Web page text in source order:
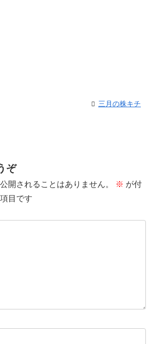
三月の株キチ
ぞ
開されることはありません。 ※ が付
目です